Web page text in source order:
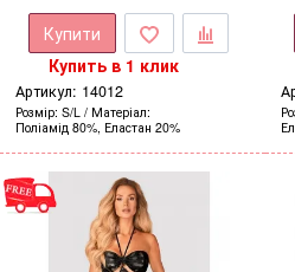
Купити
Купить в 1 клик
Артикул: 14012
Розмір S/L
Матеріал
Поліамід 80%, Еластан 20%